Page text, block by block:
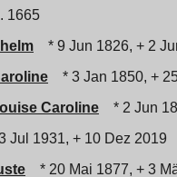
1665
* 9 Jun 1826, + 2
* 3 Jan 1850, +
Caroline
* 2 Jun
Jul 1931, + 10 Dez 2019
* 20 Mai 1877, + 3